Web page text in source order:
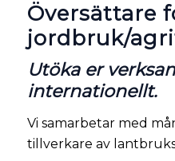
Översättare
jordbruk/
Utöka er
internationellt.
Vi samarbetar med
tillverkare av